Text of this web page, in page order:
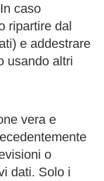
caso
ripartire dal
e addestrare
usando altri
vera e
o
dati. Solo i